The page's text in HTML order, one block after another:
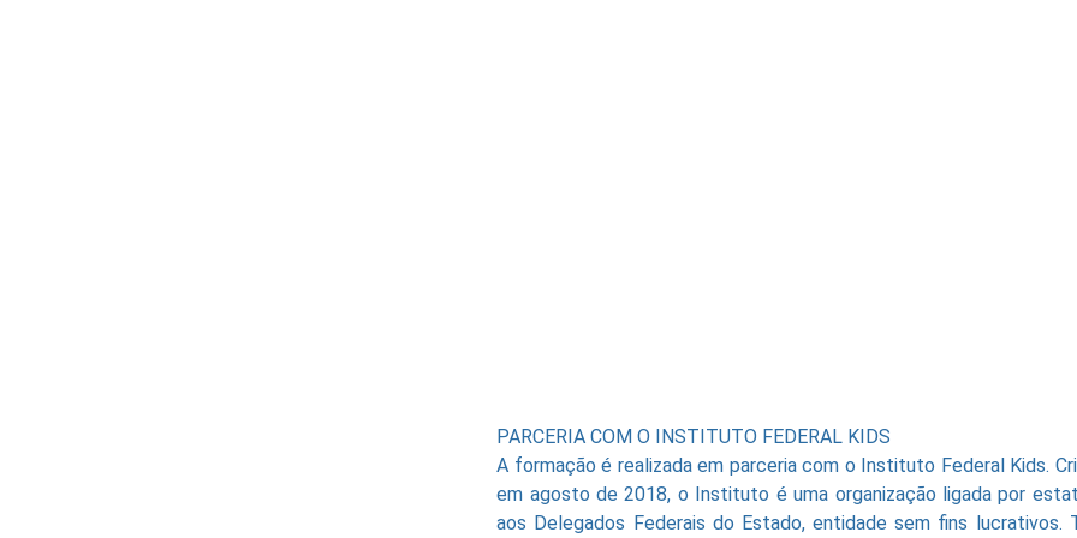
PARCERIA COM O INSTITUTO FEDERAL KIDS
A formação é realizada em parceria com o Instituto Federal Kids.
em agosto de 2018, o Instituto é uma organização ligada por
aos Delegados Federais do Estado, entidade sem fins lucrativos.